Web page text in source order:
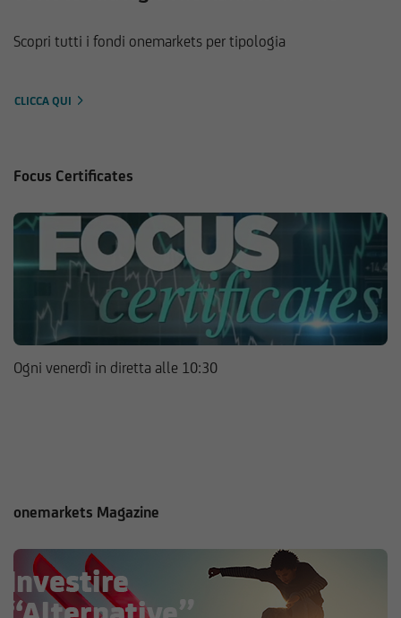
Scopri tutti i fondi onemarkets per tipologia
CLICCA QUI
Focus Certificates
Ogni venerdì in diretta alle 10:30
onemarkets Magazine